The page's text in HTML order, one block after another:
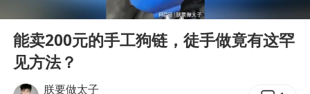
黄金牛市回来了吗
茅台部分直营店飞天茅台提价
Play
能卖200元的手工狗链，徒手做竟有这罕
见方法？
朕要做太子